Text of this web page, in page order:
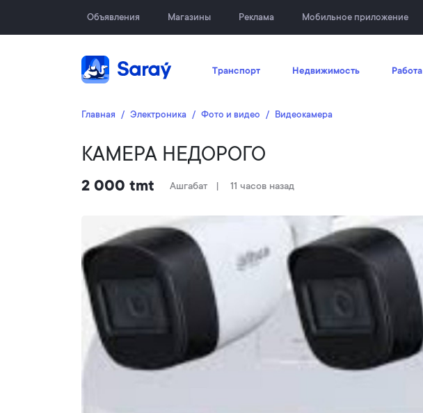
Объявления Магазины Реклама Мобильное приложение
Транспорт Недвижимость Работа
Главная Электроника Фото и видео Видеокамерa
КАМЕРА НЕДОРОГО
2 000 tmt Ашгабат 11 часов назад